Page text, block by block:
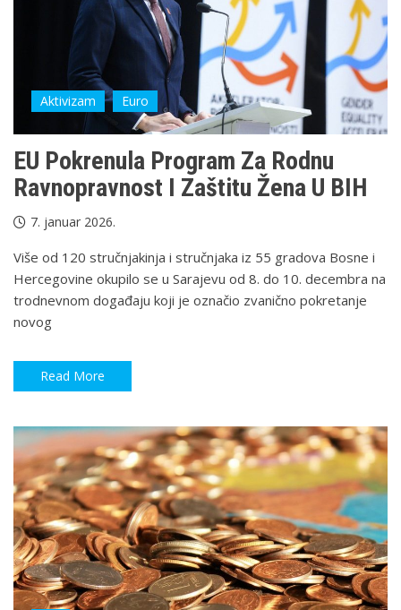
Aktivizam Euro
EU Pokrenula Program Za Rodnu
Ravnopravnost I Zaštitu Žena U BIH
7. januar 2026.
Više od 120 stručnjakinja i stručnjaka iz 55 gradova Bosne i
Hercegovine okupilo se u Sarajevu od 8. do 10. decembra na
trodnevnom događaju koji je označio zvanično pokretanje
novog
Read More